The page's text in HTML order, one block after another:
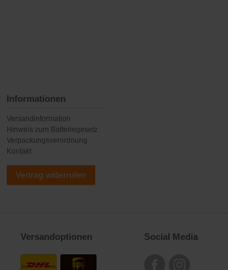
Informationen
Versandinformation
Hinweis zum Batteriegesetz
Verpackungsverordnung
Kontakt
Vertrag widerrufen
Versandoptionen Social Media